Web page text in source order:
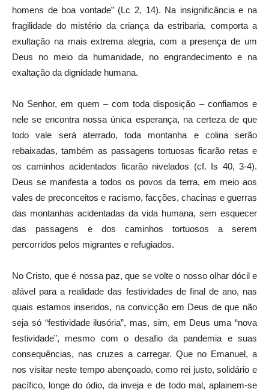
homens de boa vontade” (Lc 2, 14). Na insignificância e na
fragilidade do mistério da criança da estribaria, comporta a
exultação na mais extrema alegria, com a presença de um
Deus no meio da humanidade, no engrandecimento e na
exaltação da dignidade humana.
No Senhor, em quem – com toda disposição – confiamos e
nele se encontra nossa única esperança, na certeza de que
todo vale será aterrado, toda montanha e colina serão
rebaixadas, também as passagens tortuosas ficarão retas e
os caminhos acidentados ficarão nivelados (cf. Is 40, 3-4).
Deus se manifesta a todos os povos da terra, em meio aos
vales de preconceitos e racismo, facções, chacinas e guerras
das montanhas acidentadas da vida humana, sem esquecer
das passagens e dos caminhos tortuosos a serem
percorridos pelos migrantes e refugiados.
No Cristo, que é nossa paz, que se volte o nosso olhar dócil e
afável para a realidade das festividades de final de ano, nas
quais estamos inseridos, na convicção em Deus de que não
seja só “festividade ilusória”, mas, sim, em Deus uma “nova
festividade”, mesmo com o desafio da pandemia e suas
consequências, nas cruzes a carregar. Que no Emanuel, a
nos visitar neste tempo abençoado, como rei justo, solidário e
pacífico, longe do ódio, da inveja e de todo mal, aplainem-se